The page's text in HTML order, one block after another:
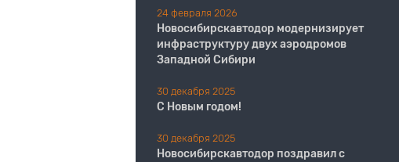
24 февраля 2026
Новосибирскавтодор модернизирует
инфраструктуру двух аэродромов
Западной Сибири
30 декабря 2025
С Новым годом!
30 декабря 2025
Новосибирскавтодор поздравил с